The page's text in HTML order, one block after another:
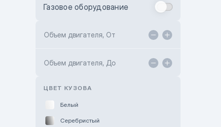
Toyota Kokshetau
Hyundai ShymCity
Газовое оборудование
Объем двигателя, От
Объем двигателя, До
ЦВЕТ КУЗОВА
Белый
Серебристый